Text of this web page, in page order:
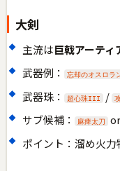
大剣
主流は巨戟アーテ
武器例：
忘却のオスロラ
武器珠： 超心珠III /
サブ候補： 麻痺太刀 or
ポイント：溜め火